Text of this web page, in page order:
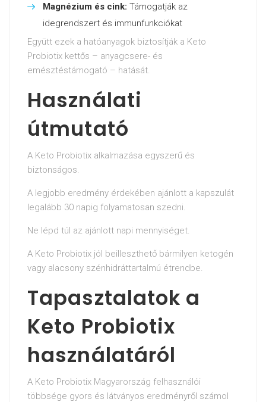
Magnézium és cink: Támogatják az
idegrendszert és immunfunkciókat
Együtt ezek a hatóanyagok biztosítják a Keto
Probiotix kettős – anyagcsere- és
emésztéstámogató – hatását.
Használati
útmutató
A Keto Probiotix alkalmazása egyszerű és
biztonságos.
A legjobb eredmény érdekében ajánlott a kapszulát
legalább 30 napig folyamatosan szedni.
Ne lépd túl az ajánlott napi mennyiséget.
A Keto Probiotix jól beilleszthető bármilyen ketogén
vagy alacsony szénhidráttartalmú étrendbe.
Tapasztalatok a
Keto Probiotix
használatáról
A Keto Probiotix Magyarország felhasználói
többsége gyors és látványos eredményről számol